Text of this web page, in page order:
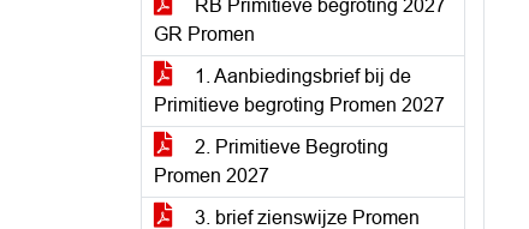
RB Primitieve begroting 2027
GR Promen
1. Aanbiedingsbrief bij de
Primitieve begroting Promen 2027
2. Primitieve Begroting
Promen 2027
3. brief zienswijze Promen